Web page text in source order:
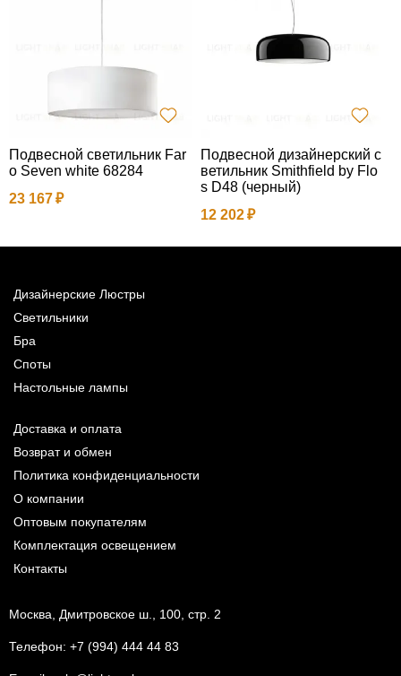
Подвесной светильник Far
o Seven white 68284
23 167
Подвесной дизайнерский с
ветильник Smithfield by Flo
s D48 (черный)
12 202
Дизайнерские Люстры
Светильники
Бра
Споты
Настольные лампы
Доставка и оплата
Возврат и обмен
Политика конфиденциальности
О компании
Оптовым покупателям
Комплектация освещением
Контакты
Москва, Дмитровское ш., 100, стр. 2
Телефон: +7 (994) 444 44 83